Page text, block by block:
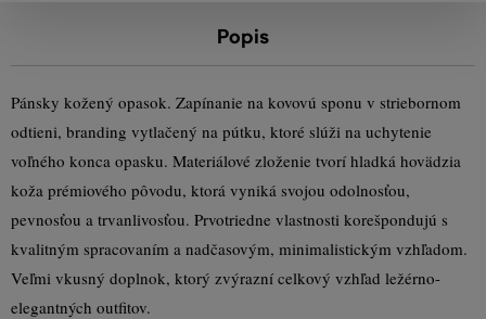
Popis
Pánsky kožený opasok. Zapínanie na kovovú sponu v striebornom
odtieni, branding vytlačený na pútku, ktoré slúži na uchytenie
voľného konca opasku. Materiálové zloženie tvorí hladká hovädzia
koža prémiového pôvodu, ktorá vyniká svojou odolnosťou,
pevnosťou a trvanlivosťou. Prvotriedne vlastnosti korešpondujú s
kvalitným spracovaním a nadčasovým, minimalistickým vzhľadom.
Veľmi vkusný doplnok, ktorý zvýrazní celkový vzhľad ležérno-
elegantných outfitov.